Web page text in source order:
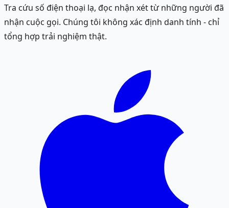
Tra cứu số điện thoại lạ, đọc nhận xét từ những người đã
nhận cuộc gọi. Chúng tôi không xác định danh tính - chỉ
tổng hợp trải nghiệm thật.